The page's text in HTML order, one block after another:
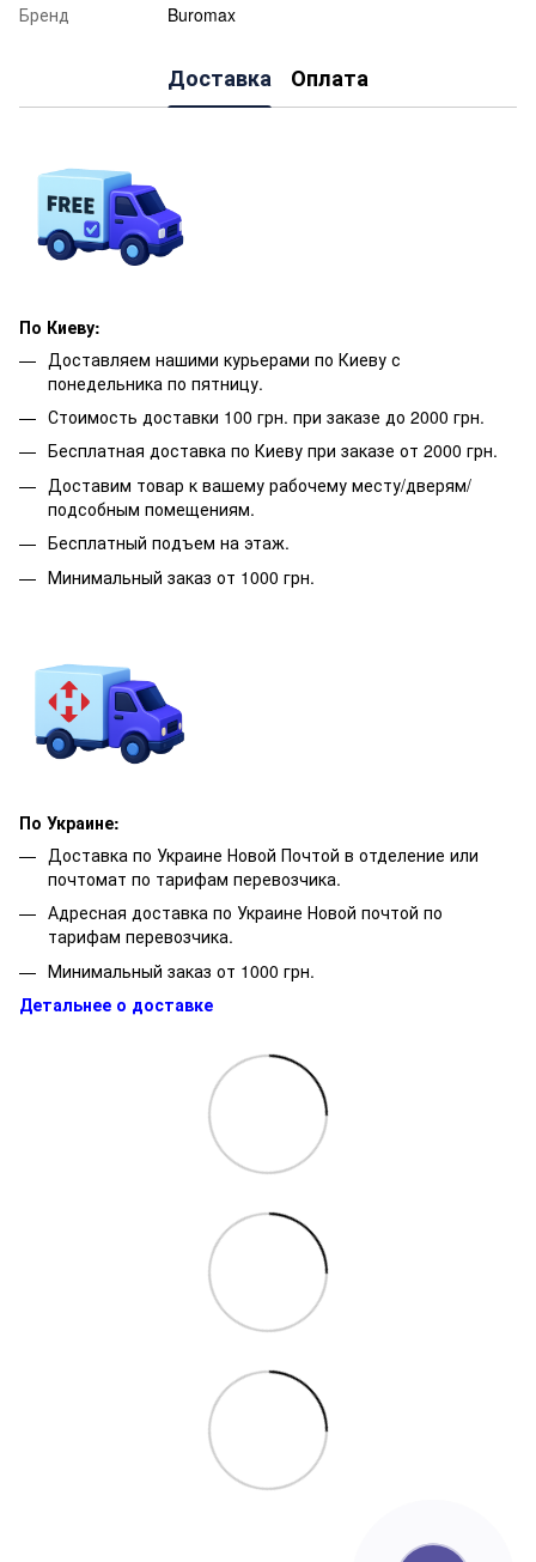
Бренд Buromax
Доставка Оплата
По Киеву:
Доставляем нашими курьерами по Киеву с
понедельника по пятницу.
Стоимость доставки 100 грн. при заказе до 2000 грн.
Бесплатная доставка по Киеву при заказе от 2000 грн.
Доставим товар к вашему рабочему месту/дверям/
подсобным помещениям.
Бесплатный подъем на этаж.
Минимальный заказ от 1000 грн.
По Украине:
Доставка по Украине Новой Почтой в отделение или
почтомат по тарифам перевозчика.
Адресная доставка по Украине Новой почтой по
тарифам перевозчика.
Минимальный заказ от 1000 грн.
Детальнее о доставке